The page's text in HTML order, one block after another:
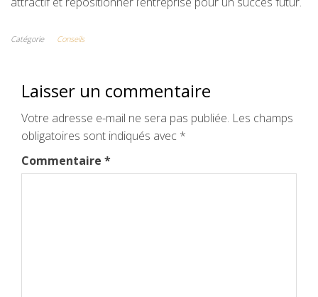
Catégorie Conseils
Laisser un commentaire
Votre adresse e-mail ne sera pas publiée. Les champs
obligatoires sont indiqués avec *
Commentaire *